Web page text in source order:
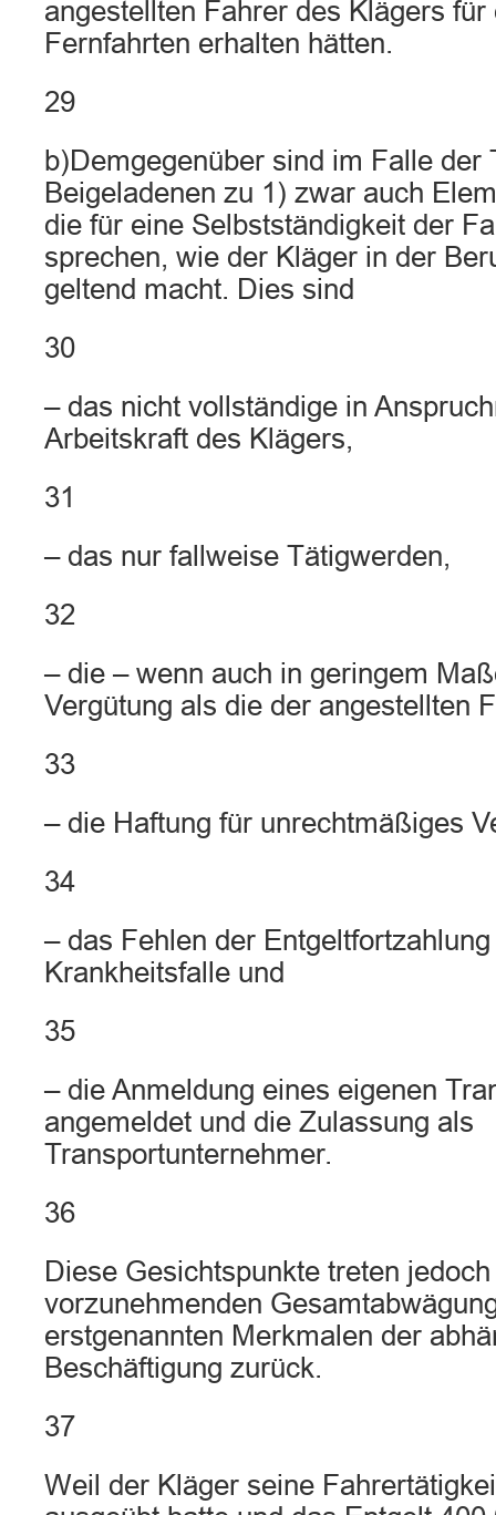
angestellten Fahrer des Klägers für
Fernfahrten erhalten hätten.
29
b)Demgegenüber sind im Falle der
Beigeladenen zu 1) zwar auch
die für eine Selbstständigkeit der
sprechen, wie der Kläger in der
geltend macht. Dies sind
30
– das nicht vollständige in
Arbeitskraft des Klägers,
31
– das nur fallweise Tätigwerden,
32
– die – wenn auch in geringem
Vergütung als die der angestellten
33
– die Haftung für unrechtmäßiges
34
– das Fehlen der
Krankheitsfalle und
35
– die Anmeldung eines eigenen
angemeldet und die Zulassung als
Transportunternehmer.
36
Diese Gesichtspunkte treten
vorzunehmenden
erstgenannten Merkmalen der
Beschäftigung zurück.
37
Weil der Kläger seine